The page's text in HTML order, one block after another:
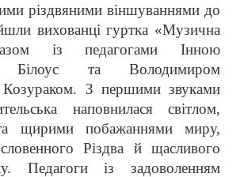
різдвяними віншуваннями до
вихованці гуртка «Музична
із педагогами Інною
Білоус та Володимиром
З першими звуками
наповнилася світлом,
щирими побажаннями миру,
Різдва й щасливого
Педагоги із задоволенням